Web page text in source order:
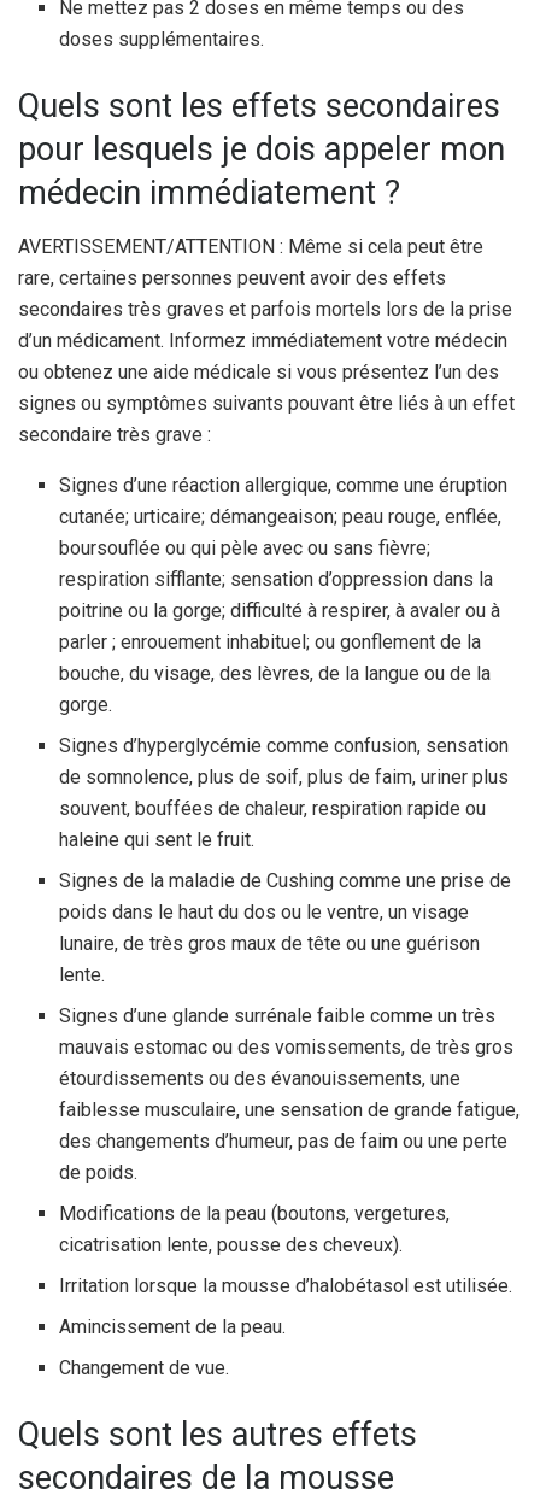
Ne mettez pas 2 doses en même temps ou des
doses supplémentaires.
Quels sont les effets secondaires
pour lesquels je dois appeler mon
médecin immédiatement ?
AVERTISSEMENT/ATTENTION : Même si cela peut être
rare, certaines personnes peuvent avoir des effets
secondaires très graves et parfois mortels lors de la prise
d’un médicament. Informez immédiatement votre médecin
ou obtenez une aide médicale si vous présentez l’un des
signes ou symptômes suivants pouvant être liés à un effet
secondaire très grave :
Signes d’une réaction allergique, comme une éruption
cutanée; urticaire; démangeaison; peau rouge, enflée,
boursouflée ou qui pèle avec ou sans fièvre;
respiration sifflante; sensation d’oppression dans la
poitrine ou la gorge; difficulté à respirer, à avaler ou à
parler ; enrouement inhabituel; ou gonflement de la
bouche, du visage, des lèvres, de la langue ou de la
gorge.
Signes d’hyperglycémie comme confusion, sensation
de somnolence, plus de soif, plus de faim, uriner plus
souvent, bouffées de chaleur, respiration rapide ou
haleine qui sent le fruit.
Signes de la maladie de Cushing comme une prise de
poids dans le haut du dos ou le ventre, un visage
lunaire, de très gros maux de tête ou une guérison
lente.
Signes d’une glande surrénale faible comme un très
mauvais estomac ou des vomissements, de très gros
étourdissements ou des évanouissements, une
faiblesse musculaire, une sensation de grande fatigue,
des changements d’humeur, pas de faim ou une perte
de poids.
Modifications de la peau (boutons, vergetures,
cicatrisation lente, pousse des cheveux).
Irritation lorsque la mousse d’halobétasol est utilisée.
Amincissement de la peau.
Changement de vue.
Quels sont les autres effets
secondaires de la mousse